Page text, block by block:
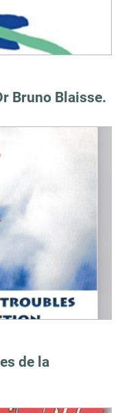
Bruno Blaisse.
de la